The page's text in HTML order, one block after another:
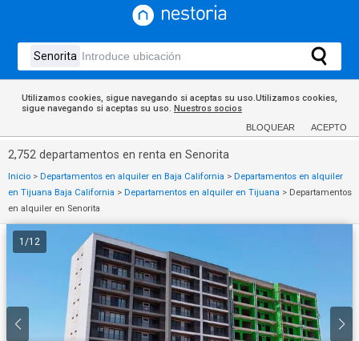
Utilizamos cookies, sigue navegando si aceptas su uso.Utilizamos cookies,
sigue navegando si aceptas su uso. Nuestros socios
BLOQUEAR ACEPTO
2,752 departamentos en renta en Senorita
Inicio > Departamentos en alquiler en Baja California > Departamentos en alquiler
en Tijuana Baja California > Departamentos en alquiler en Tijuana > Departamentos
en alquiler en Senorita
1 /12